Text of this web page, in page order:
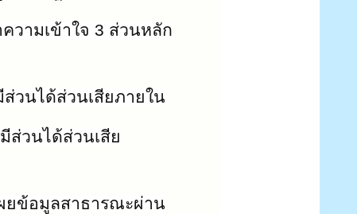
วามเข้าใจ 3 ส่วนหลัก
วนได้ส่วนเสียภายใน
ส่วนได้ส่วนเสีย
ยข้อมูลสาธารณะผ่าน